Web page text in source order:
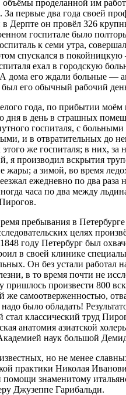
объёмы проделанной им
За первые два года своей
в Дерпте он провёл 326
госпитале было
к семи утра,
спускался в
ехал в городскую
дома его ждали больные —
его обычный рабочий
года, по прибытии моём
дня в день в страшных
госпиталя, с больными
и в отвратительных до
этого же госпиталя; в них, за
я производил вскрытия
жары; а зимой, во время
ежедневно по два
часа по два между
пребывания в Петербурге
целях
году Петербург был
в своей клинике
Он без устали работал
в то время почти не
пришлось произвести 800
же самоотверженностью,
было обладать!
стал классический труд
анатомия азиатской
наук большой
но не менее
практики Николая
помощи знаменитому
Джузеппе Гарибальди.